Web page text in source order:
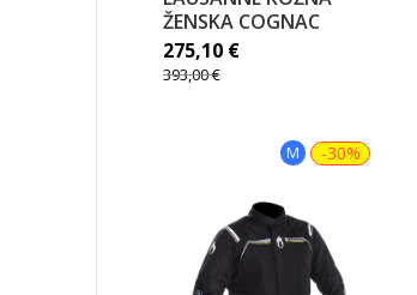
ŽENSKA COGNAC
275,10 €
393,00€
M -30%